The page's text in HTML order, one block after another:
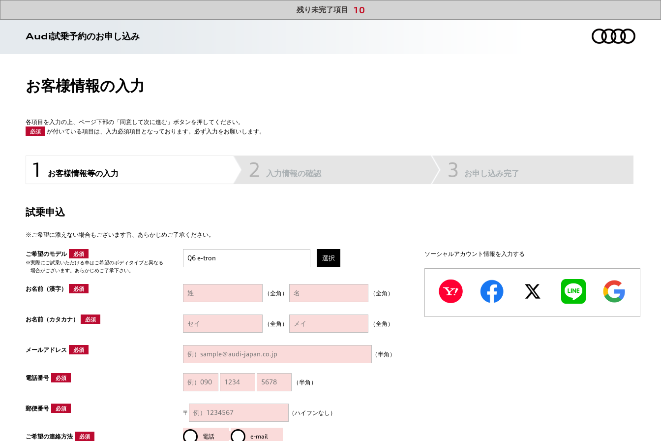
Audi試乗予約のお申し込み
お客様情報の入力
各項目を入力の上、ページ下部の「同意して次に進む」ボタンを押してください。
必須 が付いている項目は、入力必須項目となっております。必ず入力をお願いします。
お客様情報等の入力 入力情報の確認 お申し込み完了
試乗申込
※ご希望に添えない場合もございます旨、あらかじめご了承ください。
ソーシャルアカウント情報を入力する
ご希望のモデル 必須
実際にご試乗いただける車はご希望のボディタイプと異なる
場合がございます。あらかじめご了承下さい。
選択
お名前（漢字） 必須
（全角） （全角）
お名前（カタカナ） 必須
（全角） （全角）
メールアドレス 必須
（半角）
電話番号 必須
（半角）
郵便番号 必須
〒 （ハイフンなし）
ご希望の連絡方法 必須 電話 e-mail
残り未完了項目 10